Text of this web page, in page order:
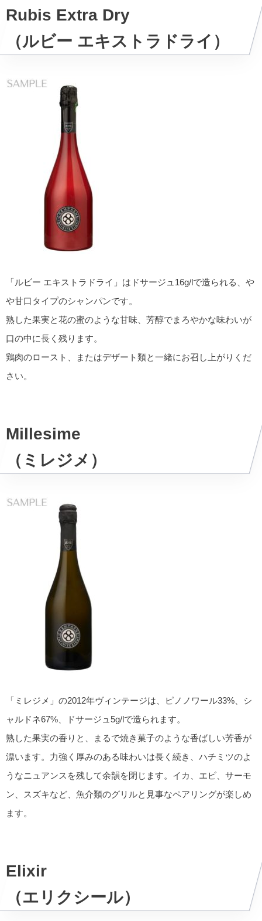
Rubis Extra Dry
（ルビー エキストラドライ）
「ルビー エキストラドライ」はドサージュ16g/lで造られる、や
や甘口タイプのシャンパンです。
熟した果実と花の蜜のような甘味、芳醇でまろやかな味わいが
口の中に長く残ります。
鶏肉のロースト、またはデザート類と一緒にお召し上がりくだ
さい。
Millesime
（ミレジメ）
「ミレジメ」の2012年ヴィンテージは、ピノノワール33%、シ
ャルドネ67%、ドサージュ5g/lで造られます。
熟した果実の香りと、まるで焼き菓子のような香ばしい芳香が
漂います。力強く厚みのある味わいは長く続き、ハチミツのよ
うなニュアンスを残して余韻を閉じます。イカ、エビ、サーモ
ン、スズキなど、魚介類のグリルと見事なペアリングが楽しめ
ます。
Elixir
（エリクシール）